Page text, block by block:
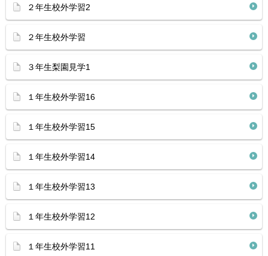
２年生校外学習2
２年生校外学習
３年生梨園見学1
１年生校外学習16
１年生校外学習15
１年生校外学習14
１年生校外学習13
１年生校外学習12
１年生校外学習11